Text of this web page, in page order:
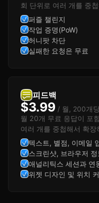
회 단위로 여러 개를 중
퍼즐 챌린지
작업 증명(PoW)
허니팟 차단
실패한 요청은 무료
피드백
$3.99 / 월, 200개
월 20개 무료 응답이 포
여러 개를 중첩해서 확장
텍스트, 별점, 이메일
스크린샷, 브라우저
애널리틱스 세션과 연
위젯 디자인 및 위치